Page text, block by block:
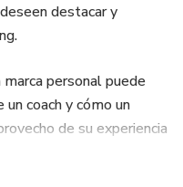
destacar y
personal puede
coach y cómo un
de su experiencia
efectivas para